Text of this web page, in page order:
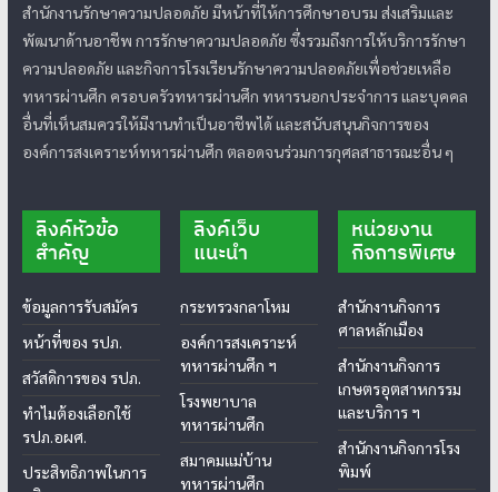
สำนักงานรักษาความปลอดภัย มีหน้าที่ให้การศึกษาอบรม ส่งเสริมและ
พัฒนาด้านอาชีพ การรักษาความปลอดภัย ซึ่งรวมถึงการให้บริการรักษา
ความปลอดภัย และกิจการโรงเรียนรักษาความปลอดภัยเพื่อช่วยเหลือ
ทหารผ่านศึก ครอบครัวทหารผ่านศึก ทหารนอกประจำการ และบุคคล
อื่นที่เห็นสมควรให้มีงานทำเป็นอาชีพได้ และสนับสนุนกิจการของ
องค์การสงเคราะห์ทหารผ่านศึก ตลอดจนร่วมการกุศลสาธารณะอื่น ๆ
ลิงค์หัวข้อ
สำคัญ
ข้อมูลการรับสมัคร
หน้าที่ของ รปภ.
สวัสดิการของ รปภ.
ทำไมต้องเลือกใช้
รปภ.อผศ.
ประสิทธิภาพในการ
ลิงค์เว็บ
แนะนำ
กระทรวงกลาโหม
องค์การสงเคราะห์
ทหารผ่านศึก ฯ
โรงพยาบาล
ทหารผ่านศึก
สมาคมแม่บ้าน
ทหารผ่านศึก
หน่วยงาน
กิจการพิเศษ
สำนักงานกิจการ
ศาลหลักเมือง
สำนักงานกิจการ
เกษตรอุตสาหกรรม
และบริการ ฯ
สำนักงานกิจการโรง
พิมพ์